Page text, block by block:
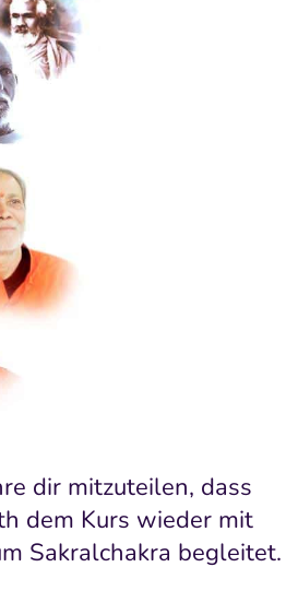
dir mitzuteilen, dass
dem Kurs wieder mit
Sakralchakra begleitet.